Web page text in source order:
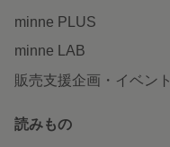
minne PLUS
minne LAB
販売支援企画・イベント
読みもの